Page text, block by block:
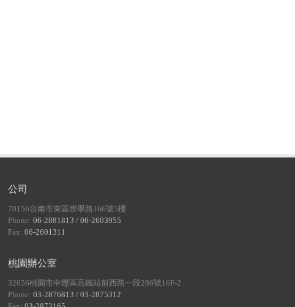
公司
70156台南市東區崇學路166號5樓
Phone:06-2881813 / 06-2603955
Fax:06-2601311
桃園辦公室
32056桃園市中壢區高鐵站前西路一段286號16F-2
Phone:03-2876813 / 03-2875312